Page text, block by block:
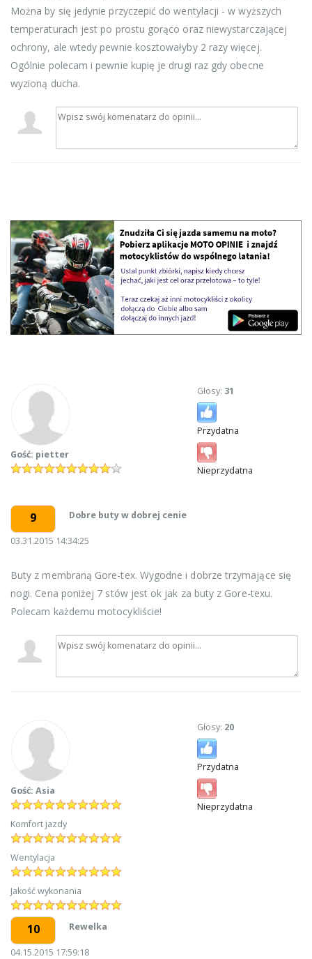
Można by się jedynie przyczepić do wentylacji - w wyższych
temperaturach jest po prostu gorąco oraz niewystarczającej
ochrony, ale wtedy pewnie kosztowałyby 2 razy więcej.
Ogólnie polecam i pewnie kupię je drugi raz gdy obecne
wyzioną ducha.
Gość: pietter
Głosy: 31
Przydatna
Nieprzydatna
9 Dobre buty w dobrej cenie
03.31.2015 14:34:25
Buty z membraną Gore-tex. Wygodne i dobrze trzymające się
nogi. Cena poniżej 7 stów jest ok jak za buty z Gore-texu.
Polecam każdemu motocykliście!
Gość: Asia
Komfort jazdy
Wentylacja
Jakość wykonania
Głosy: 20
Przydatna
Nieprzydatna
10 Rewelka
04.15.2015 17:59:18